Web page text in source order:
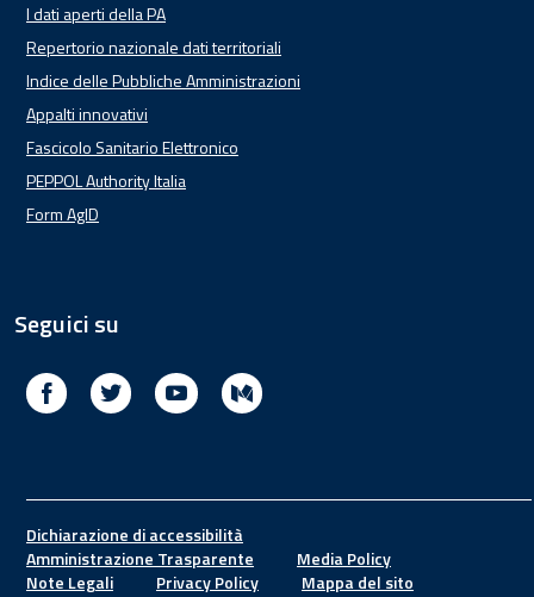
I dati aperti della PA
Repertorio nazionale dati territoriali
Indice delle Pubbliche Amministrazioni
Appalti innovativi
Fascicolo Sanitario Elettronico
PEPPOL Authority Italia
Form AgID
Seguici su
Facebook Twitter Youtube
Footer
Dichiarazione di accessibilità
Amministrazione Trasparente
Media Policy
Note Legali
Privacy Policy Mappa del sito